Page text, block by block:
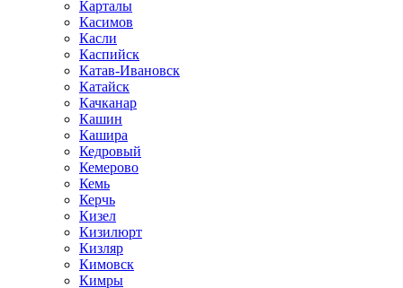
Карталы
Касимов
Касли
Каспийск
Катав-Ивановск
Катайск
Качканар
Кашин
Кашира
Кедровый
Кемерово
Кемь
Керчь
Кизел
Кизилюрт
Кизляр
Кимовск
Кимры